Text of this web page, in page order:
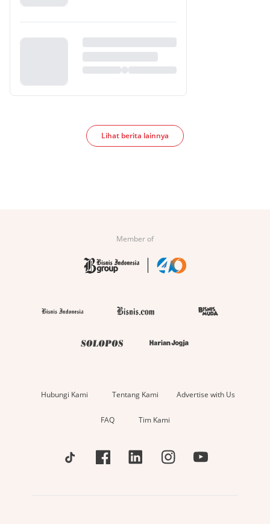
Lihat berita lainnya
Member of
Hubungi Kami Tentang Kami Advertise with Us
FAQ Tim Kami